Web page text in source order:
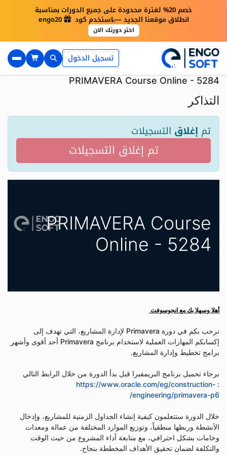
خصم 20% لفترة محدودة على جميع الدورات بمناسبة
انطلاق موقعنا الجديد — استخدم كود engo20
اختر دورتك الان
×
تسجيل الدخول
PRIMAVERA Course Online - 5284
التذاكر
تم إغلاق التسجيلات
تم إغلاق التسجيلات
PRIMAVERA Course
Online - 5284
أهلا وسهلا بك مع انجوسوفت
نرحب بكم في دورة Primavera لإدارة المشاريع، التي تهدف إلى
إكسابكم المهارات العملية لاستخدام برنامج Primavera أحد أقوى وأشهر
برامج تخطيط وإدارة المشاريع.
برجاء تحميل برنامج البريمفيرا قبل بدأ الدورة من خلال الرابط التالي
:
https://www.oracle.com/eg/construction-
engineering/primavera-p6/
خلال الدورة ستتعلمون كيفية إنشاء الجداول الزمنية للمشاريع، وإدخال
الأنشطة وربطها منطقياً، وتوزيع الموارد المختلفة من عمالة ومعدات
وخامات بشكل احترافي، مع متابعة أداء المشروع من حيث الوقت
والتكلفة لضمان تحقيق الأهداف المخططة بنجاح.